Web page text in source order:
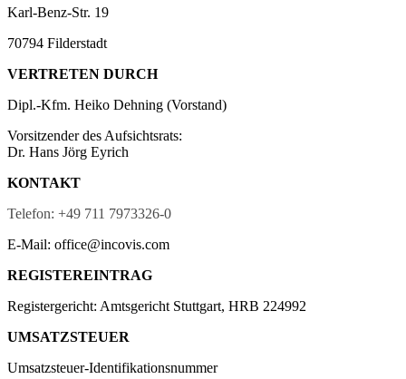
Karl-Benz-Str. 19
70794 Filderstadt
VERTRETEN DURCH
Dipl.-Kfm. Heiko Dehning (Vorstand)
Vorsitzender des Aufsichtsrats:
Dr. Hans Jörg Eyrich
KONTAKT
Telefon: +49 711 7973326-0
E-Mail: office@incovis.com
REGISTEREINTRAG
Registergericht: Amtsgericht Stuttgart, HRB 224992
UMSATZSTEUER
Umsatzsteuer-Identifikationsnummer